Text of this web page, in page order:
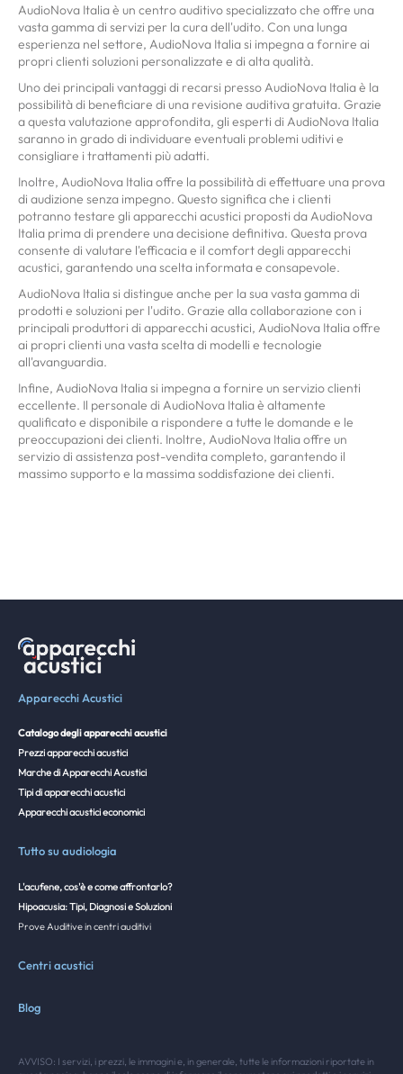
AudioNova Italia è un centro auditivo specializzato che offre una
vasta gamma di servizi per la cura dell'udito. Con una lunga
esperienza nel settore, AudioNova Italia si impegna a fornire ai
propri clienti soluzioni personalizzate e di alta qualità.
Uno dei principali vantaggi di recarsi presso AudioNova Italia è la
possibilità di beneficiare di una revisione auditiva gratuita. Grazie
a questa valutazione approfondita, gli esperti di AudioNova Italia
saranno in grado di individuare eventuali problemi uditivi e
consigliare i trattamenti più adatti.
Inoltre, AudioNova Italia offre la possibilità di effettuare una prova
di audizione senza impegno. Questo significa che i clienti
potranno testare gli apparecchi acustici proposti da AudioNova
Italia prima di prendere una decisione definitiva. Questa prova
consente di valutare l'efficacia e il comfort degli apparecchi
acustici, garantendo una scelta informata e consapevole.
AudioNova Italia si distingue anche per la sua vasta gamma di
prodotti e soluzioni per l'udito. Grazie alla collaborazione con i
principali produttori di apparecchi acustici, AudioNova Italia offre
ai propri clienti una vasta scelta di modelli e tecnologie
all'avanguardia.
Infine, AudioNova Italia si impegna a fornire un servizio clienti
eccellente. Il personale di AudioNova Italia è altamente
qualificato e disponibile a rispondere a tutte le domande e le
preoccupazioni dei clienti. Inoltre, AudioNova Italia offre un
servizio di assistenza post-vendita completo, garantendo il
massimo supporto e la massima soddisfazione dei clienti.
Apparecchi Acustici
Catalogo degli apparecchi acustici
Prezzi apparecchi acustici
Marche di Apparecchi Acustici
Tipi di apparecchi acustici
Apparecchi acustici economici
Tutto su audiologia
L'acufene, cos'è e come affrontarlo?
Hipoacusia: Tipi, Diagnosi e Soluzioni
Prove Auditive in centri auditivi
Centri acustici
Blog
AVVISO: I servizi, i prezzi, le immagini e, in generale, tutte le informazioni riportate in